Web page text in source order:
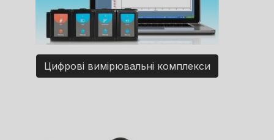
Цифрові вимірювальні комплекси